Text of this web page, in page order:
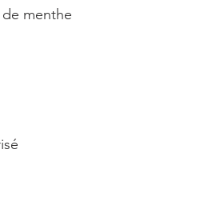
menthe